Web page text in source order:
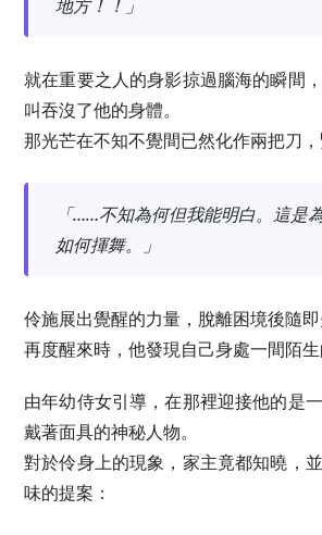
地方！！」
就在重要之人的身影掠過腦海的瞬間
叫吞沒了他的身體。
那光芒在不知不覺間已然化作兩把刀，
「……不知為何但我能明白。這是
如何揮舞。」
伶施展出覺醒的力量，脫離困境後隨即
再度醒來時，他發現自己身處一間陌生
由年幼侍女引導，在那裡迎接他的是
戴著面具的神秘人物。
對於伶身上的現象，家主竟都知曉，
味的提案：